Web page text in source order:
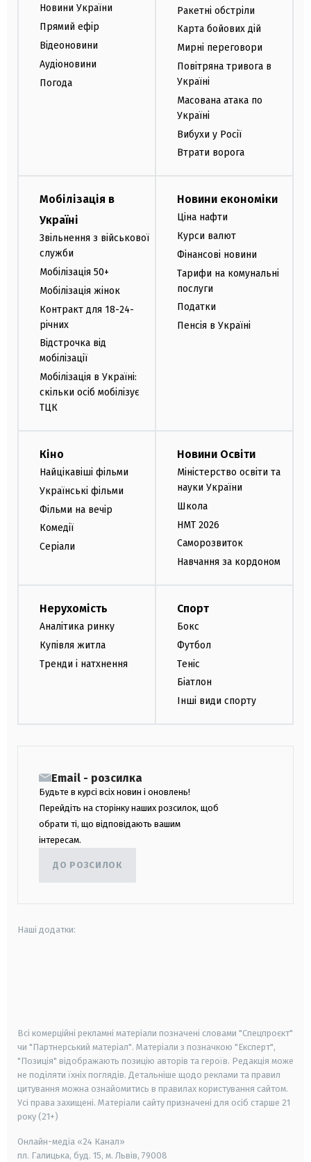
Новини України
Прямий ефір
Відеоновини
Аудіоновини
Погода
Ракетні обстріли
Карта бойових дій
Мирні переговори
Повітряна тривога в
Україні
Масована атака по
Україні
Вибухи у Росії
Втрати ворога
Мобілізація в
Україні
Звільнення з військової
служби
Мобілізація 50+
Мобілізація жінок
Контракт для 18-24-
річних
Відстрочка від
мобілізації
Мобілізація в Україні:
скільки осіб мобілізує
ТЦК
Новини економіки
Ціна нафти
Курси валют
Фінансові новини
Тарифи на комунальні
послуги
Податки
Пенсія в Україні
Кіно
Найцікавіші фільми
Українські фільми
Фільми на вечір
Комедії
Серіали
Новини Освіти
Міністерство освіти та
науки України
Школа
НМТ 2026
Саморозвиток
Навчання за кордоном
Нерухомість
Аналітика ринку
Купівля житла
Тренди і натхнення
Спорт
Бокс
Футбол
Теніс
Біатлон
Інші види спорту
Email - розсилка
Будьте в курсі всіх новин і оновлень!
Перейдіть на сторінку наших розсилок, щоб
обрати ті, що відповідають вашим
інтересам.
ДО РОЗСИЛОК
Наші додатки:
Всі комерційні рекламні матеріали позначені словами "Спецпроєкт"
чи "Партнерський матеріал". Матеріали з позначкою "Експерт",
"Позиція" відображають позицію авторів та героїв. Редакція може
не поділяти їхніх поглядів. Детальніше щодо реклами та правил
цитування можна ознайомитись в правилах користування сайтом.
Усі права захищені. Матеріали сайту призначені для осіб старше 21
року (21+)
Онлайн-медіа «24 Канал»
пл. Галицька, буд. 15, м. Львів, 79008